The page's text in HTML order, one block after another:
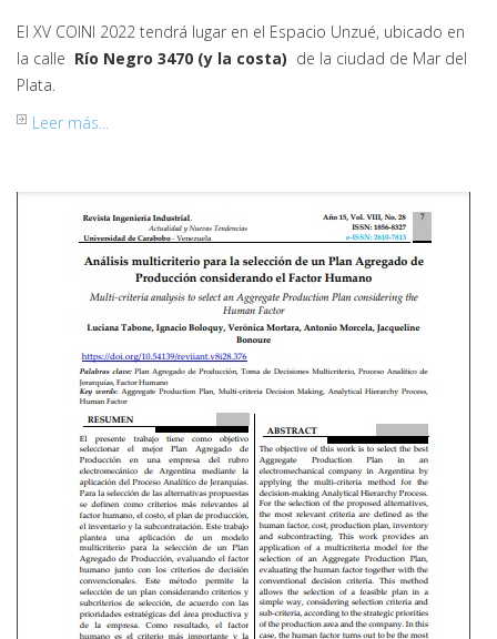
El XV COINI 2022 tendrá lugar en el Espacio Unzué, ubicado en
la calle Río Negro 3470 (y la costa) de la ciudad de Mar del
Plata.
Leer más...